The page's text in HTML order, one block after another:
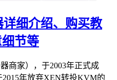
细介绍、购买教
节等
商家），于2003年正式成
年放弃XEN转投KVM的